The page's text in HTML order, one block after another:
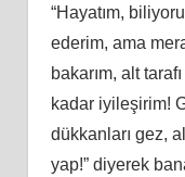
“Hayatım,
ederim, ama
bakarım, alt
kadar iyileşirim!
dükkanları gez,
yap!” diyerek